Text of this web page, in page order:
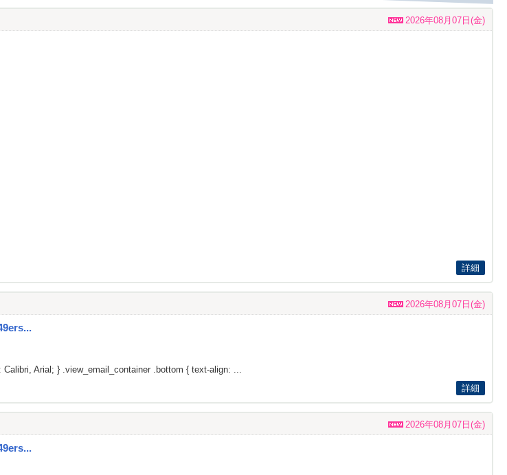
2026年08月07日(金)
詳細
2026年08月07日(金)
Arial; } .view_email_container .bottom { text-align: ...
詳細
2026年08月07日(金)